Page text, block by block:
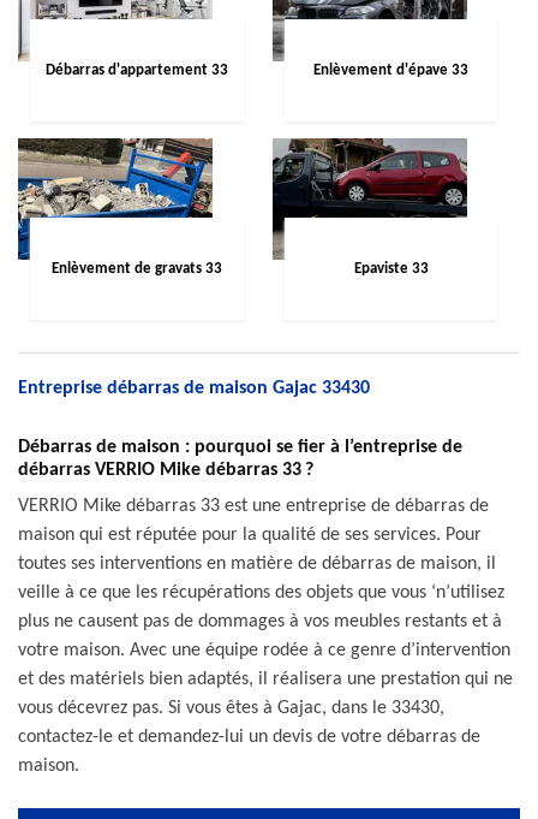
Débarras d'appartement 33 Enlèvement d'épave 33
Enlèvement de gravats 33 Epaviste 33
Entreprise débarras de maison Gajac 33430
Débarras de maison : pourquoi se fier à l’entreprise de
débarras VERRIO Mike débarras 33 ?
VERRIO Mike débarras 33 est une entreprise de débarras de
maison qui est réputée pour la qualité de ses services. Pour
toutes ses interventions en matière de débarras de maison, il
veille à ce que les récupérations des objets que vous ‘n’utilisez
plus ne causent pas de dommages à vos meubles restants et à
votre maison. Avec une équipe rodée à ce genre d’intervention
et des matériels bien adaptés, il réalisera une prestation qui ne
vous décevrez pas. Si vous êtes à Gajac, dans le 33430,
contactez-le et demandez-lui un devis de votre débarras de
maison.